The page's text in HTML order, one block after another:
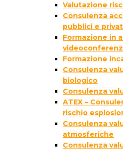
Valutazione
Consulenza
pubblici e
Formazione in
Formazione
Consulenza
biologico
Consulenza
ATEX –
rischio
Consulenza
atmosferiche
Consulenza